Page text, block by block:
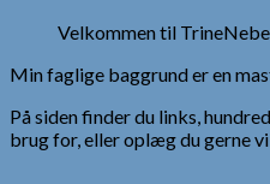
Velkommen til
Min faglige baggrund er en
På siden finder du links,
brug for, eller oplæg du gerne